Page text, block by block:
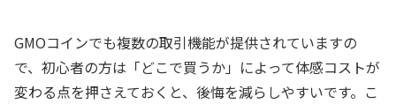
GMOコインでも複数の取引機能が提供されていますの
で、初心者の方は「どこで買うか」によって体感コストが
変わる点を押さえておくと、後悔を減らしやすいです。こ